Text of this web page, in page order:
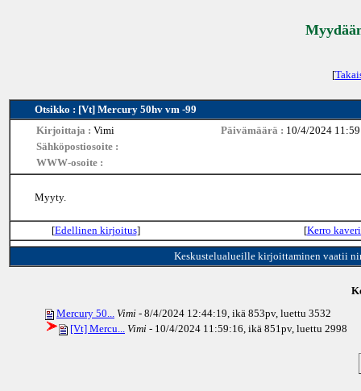
[
Otsikko : [Vt] Mercury 50hv vm -99
Kirjoittaja : Vimi Päivämäärä : 10/4/2024
Sähköpostiosoite :
WWW-osoite :
Myyty.
[Edellinen kirjoitus] [Kerro
Keskustelualueille kirjoittaminen vaatii
Mercury 50... Vimi - 8/4/2024 12:44:19, ikä 853pv, luettu 3532
[Vt] Mercu... Vimi - 10/4/2024 11:59:16, ikä 851pv, luettu 2998